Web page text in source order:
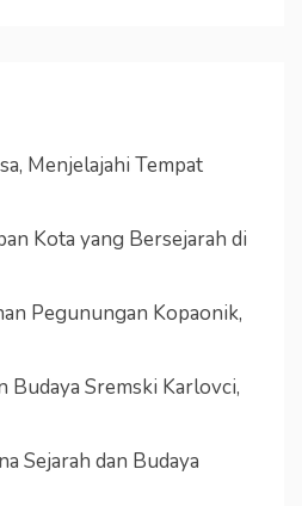
Menjelajahi Tempat
Kota yang Bersejarah di
Pegunungan Kopaonik,
Budaya Sremski Karlovci,
Sejarah dan Budaya